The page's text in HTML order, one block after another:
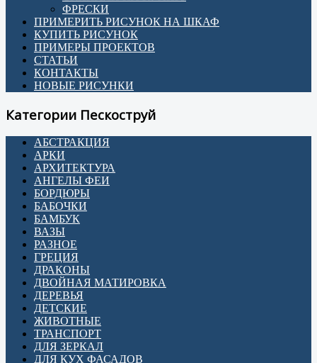
ФРЕСКИ
ПРИМЕРИТЬ РИСУНОК НА ШКАФ
КУПИТЬ РИСУНОК
ПРИМЕРЫ ПРОЕКТОВ
СТАТЬИ
КОНТАКТЫ
НОВЫЕ РИСУНКИ
Категории Пескоструй
АБСТРАКЦИЯ
АРКИ
АРХИТЕКТУРА
АНГЕЛЫ ФЕИ
БОРДЮРЫ
БАБОЧКИ
БАМБУК
ВАЗЫ
РАЗНОЕ
ГРЕЦИЯ
ДРАКОНЫ
ДВОЙНАЯ МАТИРОВКА
ДЕРЕВЬЯ
ДЕТСКИЕ
ЖИВОТНЫЕ
ТРАНСПОРТ
ДЛЯ ЗЕРКАЛ
ДЛЯ КУХ ФАСАДОВ